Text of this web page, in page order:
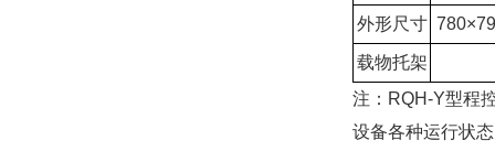
外形尺寸
载物托架
注：RQH-Y型程
设备各种运行状